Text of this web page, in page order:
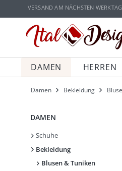
Zur Hauptnavigation springen Zum
VERSAND AM NÄCHSTEN
DAMEN HERREN
Damen Bekleidung
DAMEN
Schuhe
Bekleidung
Blusen & Tuniken